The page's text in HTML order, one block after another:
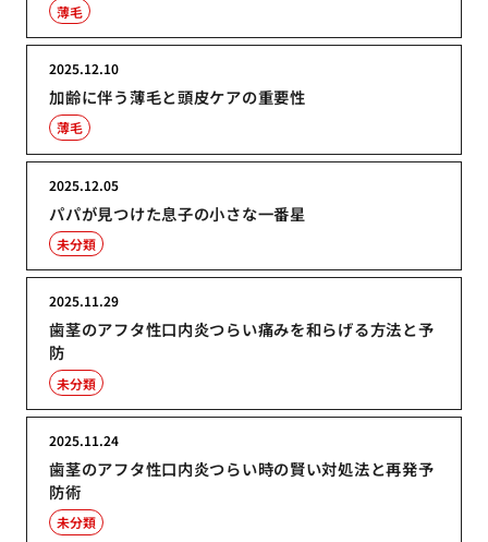
薄毛
加齢に伴う薄毛と頭皮ケアの重要性
2025.12.10
薄毛
パパが見つけた息子の小さな一番星
2025.12.05
未分類
歯茎のアフタ性口内炎つらい痛みを和らげる方法と予
防
2025.11.29
未分類
歯茎のアフタ性口内炎つらい時の賢い対処法と再発予
防術
2025.11.24
未分類